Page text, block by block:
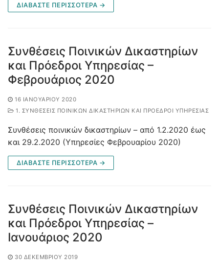
ΔΙΑΒΑΣΤΕ ΠΕΡΙΣΣΟΤΕΡΑ →
Συνθέσεις Ποινικών Δικαστηρίων
και Πρόεδροι Υπηρεσίας –
Φεβρουάριος 2020
16 ΙΑΝΟΥΑΡΊΟΥ 2020
1. ΣΥΝΘΈΣΕΙΣ ΠΟΙΝΙΚΏΝ ΔΙΚΑΣΤΗΡΊΩΝ ΚΑΙ ΠΡΌΕΔΡΟΙ ΥΠΗΡΕΣΊΑΣ
Συνθέσεις ποινικών δικαστηρίων – από 1.2.2020 έως
και 29.2.2020 (Υπηρεσίες Φεβρουαρίου 2020)
ΔΙΑΒΑΣΤΕ ΠΕΡΙΣΣΟΤΕΡΑ →
Συνθέσεις Ποινικών Δικαστηρίων
και Πρόεδροι Υπηρεσίας –
Ιανουάριος 2020
30 ΔΕΚΕΜΒΡΊΟΥ 2019